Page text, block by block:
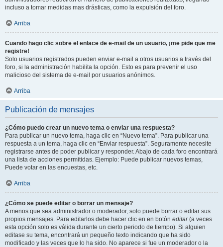
incluso a tomar medidas mas drásticas, como la expulsión del foro.
Arriba
Cuando hago clic sobre el enlace de e-mail de un usuario, ¡me pide que me
registre!
Solo usuarios registrados pueden enviar e-mail a otros usuarios a través del
foro, si la administración habilita la opción. Esto es para prevenir el uso
malicioso del sistema de e-mail por usuarios anónimos.
Arriba
Publicación de mensajes
¿Cómo puedo crear un nuevo tema o enviar una respuesta?
Para publicar un nuevo tema, haga clic en “Nuevo tema”. Para publicar una
respuesta a un tema, haga clic en “Enviar respuesta”. Seguramente necesite
registrarse antes de poder publicar y responder. Abajo de cada foro encontrará
una lista de acciones permitidas. Ejemplo: Puede publicar nuevos temas,
Puede votar en las encuestas, etc.
Arriba
¿Cómo se puede editar o borrar un mensaje?
A menos que sea administrador o moderador, solo puede borrar o editar sus
propios mensajes. Para editarlos debe hacer clic en en botón editar(a veces
esta opción solo es válida durante un cierto periodo de tiempo). Si alguien
editase su tema, encontrará un pequeño texto indicando que ha sido
modificado y las veces que lo ha sido. No aparece si fue un moderador o la